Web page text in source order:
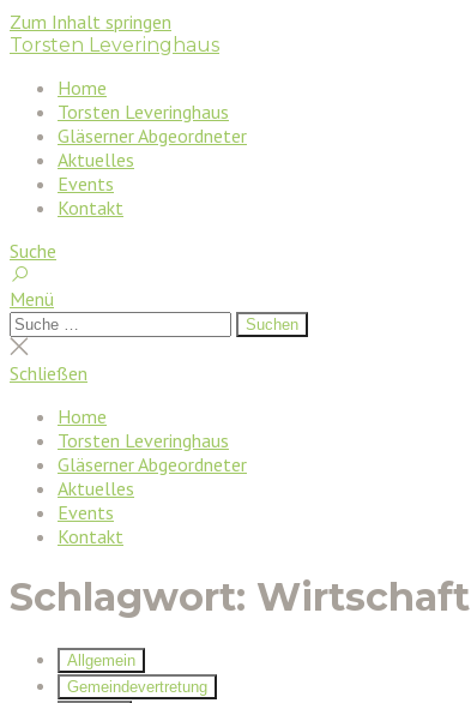
Zum Inhalt springen
Torsten Leveringhaus
Home
Torsten Leveringhaus
Gläserner Abgeordneter
Aktuelles
Events
Kontakt
Suche
Menü
Suchen
nach:
Suchen
Suche
schließen
Schließen
Home
Torsten Leveringhaus
Gläserner Abgeordneter
Aktuelles
Events
Kontakt
Schlagwort: Wirtschaft
Allgemein
Gemeindevertretung